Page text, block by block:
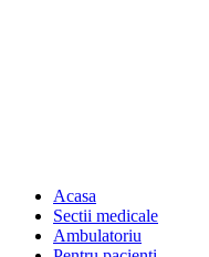
Acasa
Sectii medicale
Ambulatoriu